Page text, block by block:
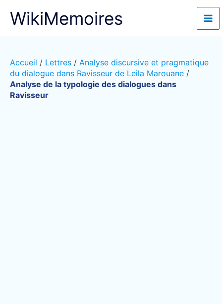
WikiMemoires
Accueil / Lettres / Analyse discursive et pragmatique
du dialogue dans Ravisseur de Leila Marouane /
Analyse de la typologie des dialogues dans
Ravisseur